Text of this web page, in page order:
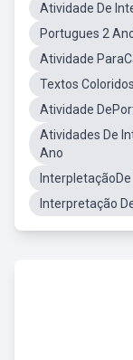
Atividade De
Portugues 2
Atividade
Textos
Atividade
Atividades De
Ano
Interpretação